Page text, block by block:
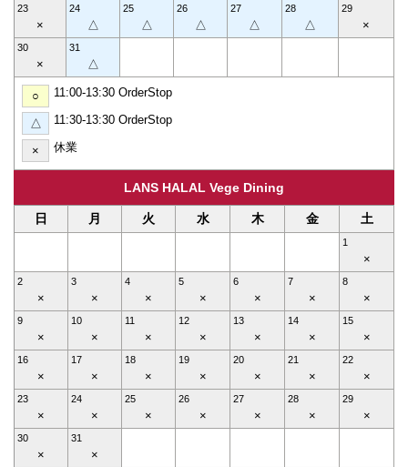
23
×
24
△
25
△
26
△
27
△
28
△
29
×
30
×
31
△
○ 11:00-13:30 OrderStop
△ 11:30-13:30 OrderStop
× 休業
LANS HALAL Vege Dining
日 月 火 水 木 金 土
1
×
2
×
3
×
4
×
5
×
6
×
7
×
8
×
9
×
10
×
11
×
12
×
13
×
14
×
15
×
16
×
17
×
18
×
19
×
20
×
21
×
22
×
23
×
24
×
25
×
26
×
27
×
28
×
29
×
30
×
31
×